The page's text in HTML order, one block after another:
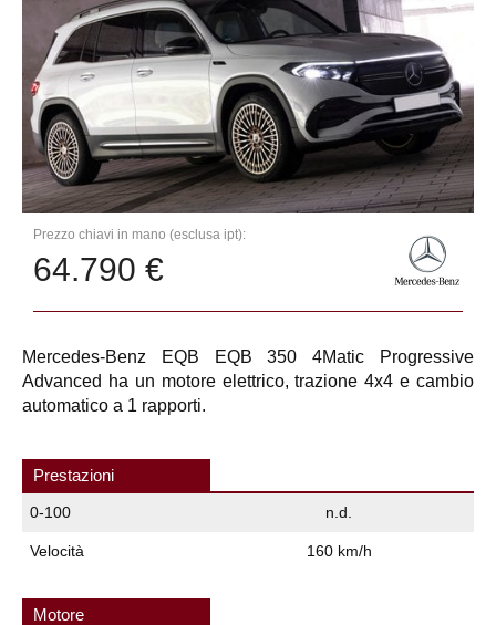
Prezzo chiavi in mano (esclusa ipt):
64.790 €
Mercedes-Benz EQB EQB 350 4Matic Progressive
Advanced ha un motore elettrico, trazione 4x4 e cambio
automatico a 1 rapporti.
Prestazioni
0-100 n.d.
Velocità 160 km/h
Motore